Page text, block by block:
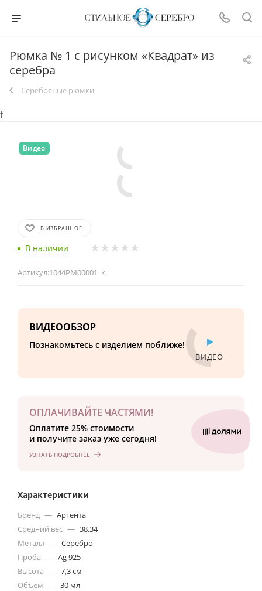
Рюмка № 1 с рисунком «Квадрат» из
серебра
Серебряные рюмки
f
Видео
В ИЗБРАННОЕ
В наличии
Артикул:1044РМ00001_к
ВИДЕООБЗОР
Познакомьтесь с изделием поближе!
ВИДЕО
ОПЛАЧИВАЙТЕ ЧАСТЯМИ!
Оплатите 25% стоимости
и получите заказ уже сегодня!
УЗНАТЬ ПОДРОБНЕЕ
Характеристики
Бренд — Аргента
Средний вес — 38.34
Металл — Серебро
Проба — Ag 925
Высота — 7,3 см
Объем — 30 мл